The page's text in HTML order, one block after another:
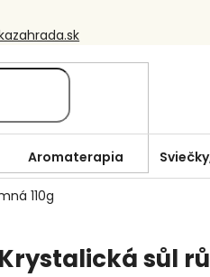
Aromaterapia
110g
Krystalická sůl